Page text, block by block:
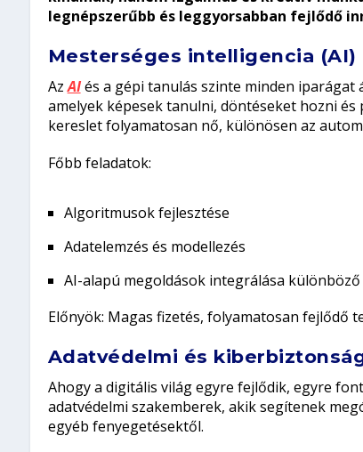
legnépszerűbb és leggyorsabban fejlődő
Mesterséges intelligencia
AzAIés a gépi tanulás szinte minden iparágat
amelyek képesek tanulni, döntéseket hozni
kereslet folyamatosan nő, különösen az
Főbb feladatok:
Algoritmusok fejlesztése
Adatelemzés és modellezés
AI-alapú megoldások integrálása
Előnyök: Magas fizetés, folyamatosan fejlődő
Adatvédelmi és
Ahogy a digitális világ egyre fejlődik, egyre
adatvédelmi szakemberek, akik segítenek
egyéb fenyegetésektől.